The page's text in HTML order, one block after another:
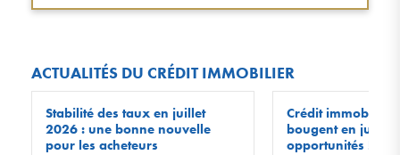
ACTUALITÉS DU CRÉDIT IMMOBILIER
Stabilité des taux en juillet
2026 : une bonne nouvelle
pour les acheteurs
Crédit immobilier
bougent en juin
opportunités !